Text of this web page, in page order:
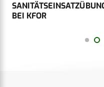
BEI KFOR